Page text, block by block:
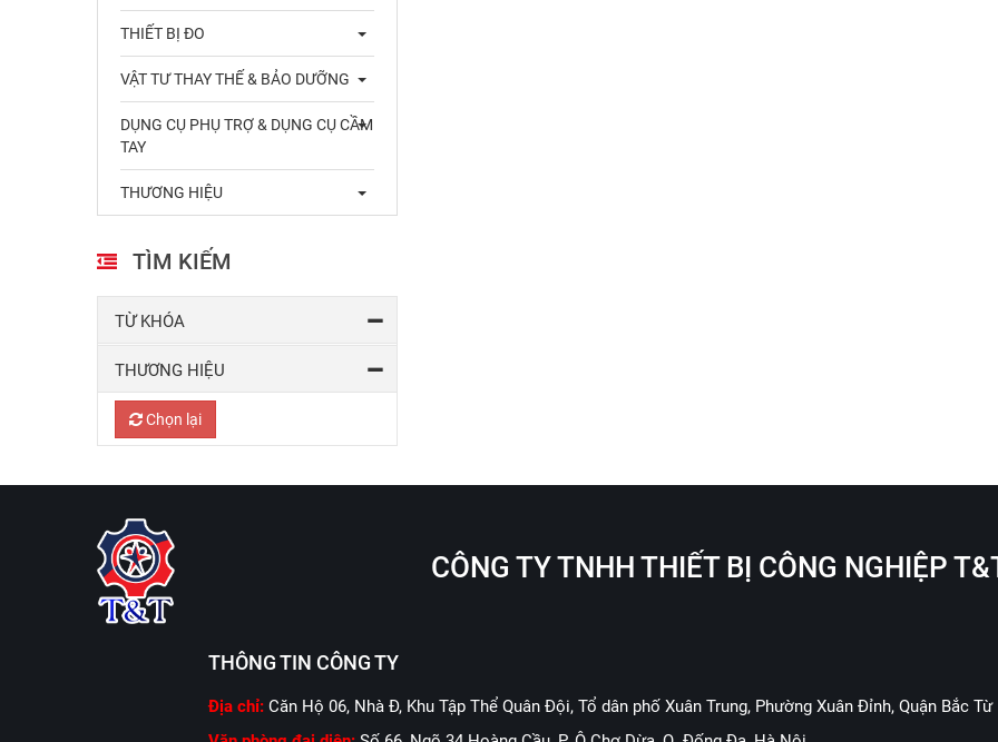
THIẾT BỊ ĐO
VẬT TƯ THAY THẾ & BẢO DƯỠNG
DỤNG CỤ PHỤ TRỢ & DỤNG CỤ CẦM
TAY
THƯƠNG HIỆU
TÌM KIẾM
TỪ KHÓA
THƯƠNG HIỆU
Chọn lại
CÔNG TY TNHH THIẾT BỊ CÔNG NGHIỆP
THÔNG TIN CÔNG TY
Địa chỉ: Căn Hộ 06, Nhà Đ, Khu Tập Thể Quân Đội, Tổ dân phố Xuân Trung, Phường Xuân Đỉnh, Quận Bắc